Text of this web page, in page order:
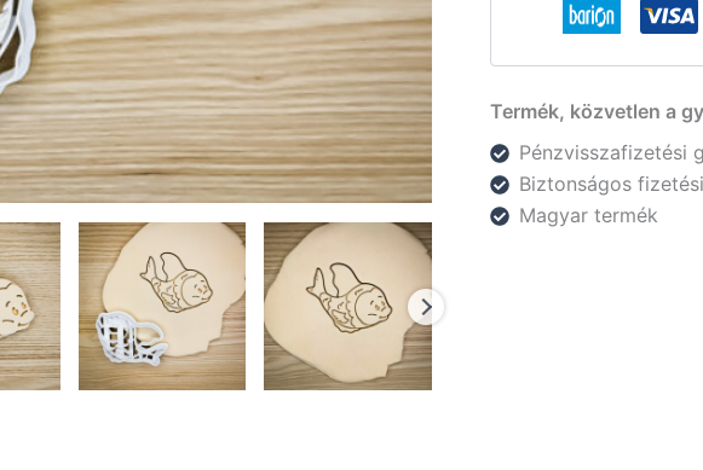
Termék, közvetlen a
Pénzvisszafizetési
Biztonságos
Magyar termék